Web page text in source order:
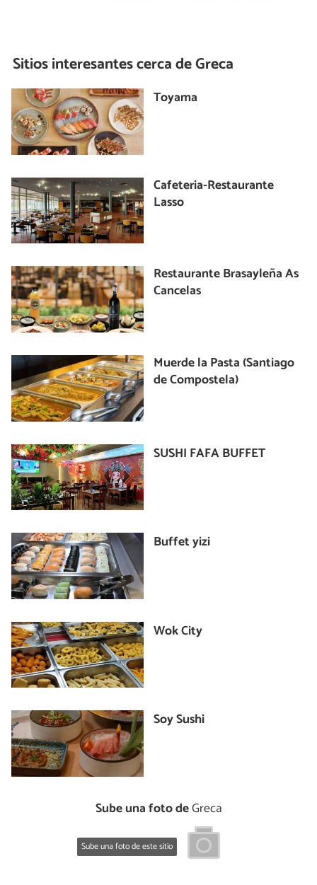
Sitios interesantes cerca deGreca
Toyama
Cafeteria-Restaurante
Lasso
Restaurante Brasayleña As
Cancelas
Muerde la Pasta (Santiago
de Compostela)
SUSHI FAFA BUFFET
Buffet yizi
Wok City
Soy Sushi
Sube una foto deGreca
Sube una foto de este sitio